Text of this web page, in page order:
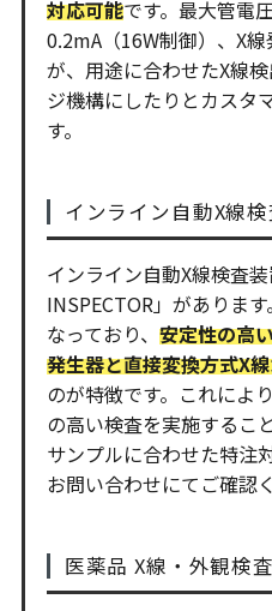
対応可能です。最大管電
0.2mA（16W制御）、X
が、用途に合わせたX線
ジ機構にしたりとカスタ
す。
インライン自動X線
インライン自動X線検査
INSPECTOR」がありま
なっており、 安定性の高
発生器と直接変換方式X
のが特徴です。これによ
の高い検査を実施するこ
サンプルに合わせた特注
お問い合わせにてご確認
医薬品 X線・外観検